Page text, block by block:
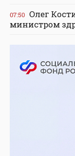
07:50 Олег
министром